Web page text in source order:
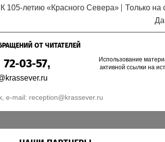
К 105-летию «Красного Севера»
Только на
ОТ ЧИТАТЕЛЕЙ
72-03-57,
Использование
активной ссылки на
e-mail: reception@krassever.ru